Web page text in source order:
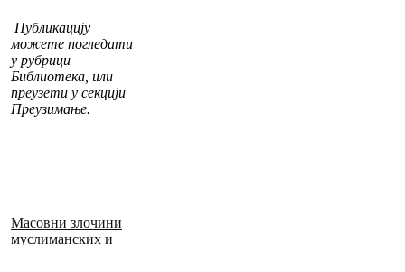
Публикацију
можете погледати
у рубрици
Библиотека, или
преузети у секцији
Преузимање.
Масовни злочини
муслиманских и